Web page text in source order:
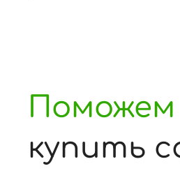
Поможем
купить